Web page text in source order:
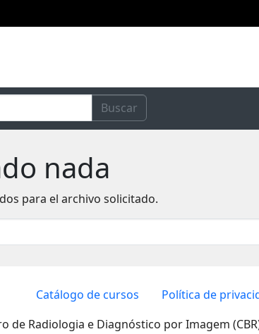
Buscar
nada
para el archivo solicitado.
Catálogo de cursos
Política de
de Radiologia e Diagnóstico por Imagem